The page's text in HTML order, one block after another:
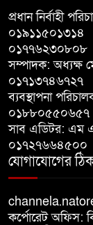
প্রধান নির্বাহী
০১৯১১৫০১৩১৪
০১৭৭৬২৩০৮০৮
সম্পাদক: অধ্যক্ষ
০১৭১৩৭৪৬৭২৭
ব্যবস্থাপনা
০১৮৮০৫৫০৬৫৭
সাব এডিটর: এম
০১৭২৭৬৬৪৫০০
যোগাযোগের
কর্পোরেট অফিস: